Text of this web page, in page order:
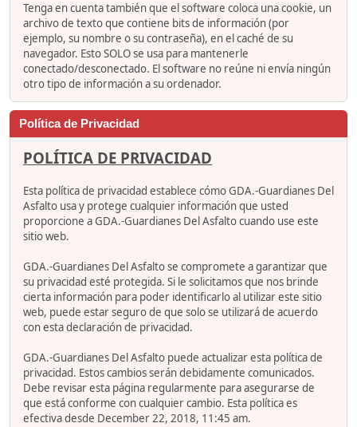
Tenga en cuenta también que el software coloca una cookie, un
archivo de texto que contiene bits de información (por
ejemplo, su nombre o su contraseña), en el caché de su
navegador. Esto SOLO se usa para mantenerle
conectado/desconectado. El software no reúne ni envía ningún
otro tipo de información a su ordenador.
Política de Privacidad
POLÍTICA DE PRIVACIDAD
Esta política de privacidad establece cómo GDA.-Guardianes Del
Asfalto usa y protege cualquier información que usted
proporcione a GDA.-Guardianes Del Asfalto cuando use este
sitio web.
GDA.-Guardianes Del Asfalto se compromete a garantizar que
su privacidad esté protegida. Si le solicitamos que nos brinde
cierta información para poder identificarlo al utilizar este sitio
web, puede estar seguro de que solo se utilizará de acuerdo
con esta declaración de privacidad.
GDA.-Guardianes Del Asfalto puede actualizar esta política de
privacidad. Estos cambios serán debidamente comunicados.
Debe revisar esta página regularmente para asegurarse de
que está conforme con cualquier cambio. Esta política es
efectiva desde December 22, 2018, 11:45 am.